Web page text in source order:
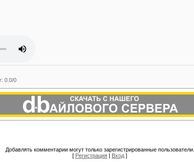
: 0.0/0
Добавлять комментарии могут только зарегистрированные пользователи.
[ Регистрация | Вход ]